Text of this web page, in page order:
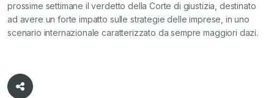
prossime settimane il verdetto della Corte di giustizia, destinato
ad avere un forte impatto sulle strategie delle imprese, in uno
scenario internazionale caratterizzato da sempre maggiori dazi.